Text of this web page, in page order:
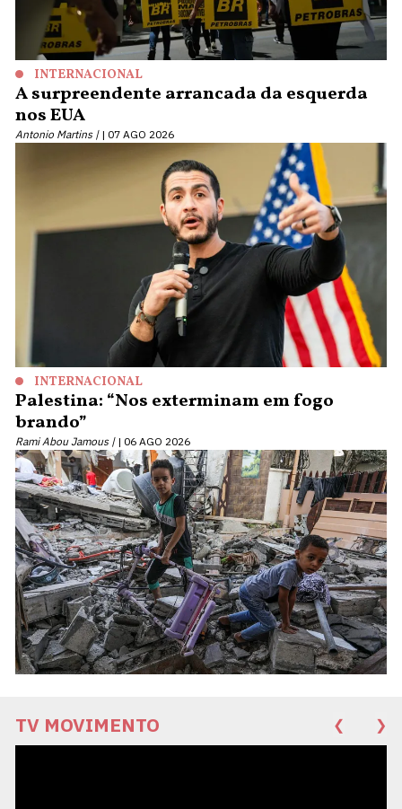
INTERNACIONAL
A surpreendente arrancada da esquerda
nos EUA
Antonio Martins | 07 AGO 2026
INTERNACIONAL
Palestina: “Nos exterminam em fogo
brando”
Rami Abou Jamous | 06 AGO 2026
TV MOVIMENTO ❮ ❯